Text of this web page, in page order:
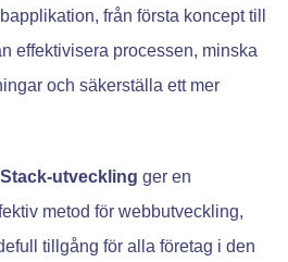
från första koncept till
effektivisera processen, minska
och säkerställa ett mer
utveckling ger en
metod för webbutveckling,
tillgång för alla företag i den